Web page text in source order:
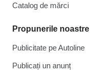
Catalog de mărcі
Propunerile noastre
Publicitate pe Autoline
Publicați un anunț